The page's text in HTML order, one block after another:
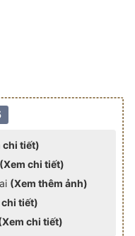
chi tiết)
(Xem chi tiết)
(Xem thêm ảnh)
chi tiết)
chi tiết)